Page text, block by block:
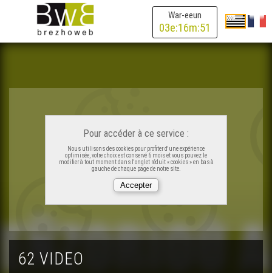
War-eeun
03e:16m:51
Pour accéder à ce service :
Nous utilisons des cookies pour profiter d'une expérience
optimisée, votre choix est conservé 6 mois et vous pouvez le
modifier à tout moment dans l'onglet réduit « cookies » en bas à
gauche de chaque page de notre site.
62 VIDEO